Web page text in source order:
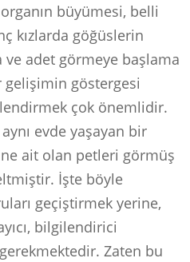
büyümesi, belli
kızlarda göğüslerin
adet görmeye başlama
gelişimin göstergesi
çok önemlidir.
evde yaşayan bir
ait olan petleri görmüş
İşte böyle
geçiştirmek yerine,
bilgilendirici
Zaten bu